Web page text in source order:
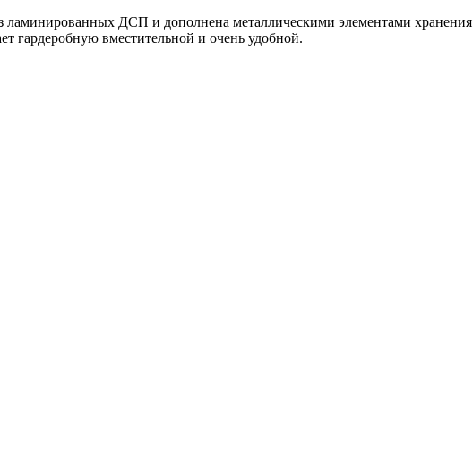
ламинированных ДСП и дополнена металлическими элементами
гардеробную вместительной и очень удобной.